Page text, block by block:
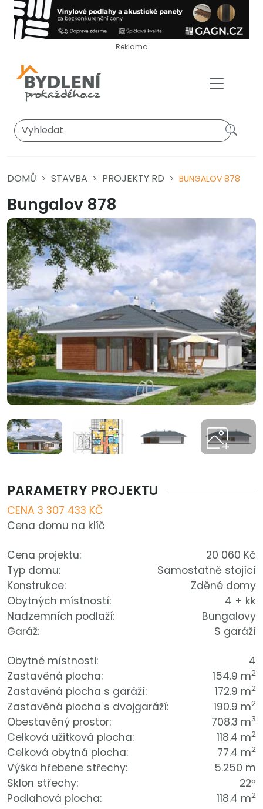
Reklama
DOMŮ STAVBA PROJEKTY RD BUNGALOV 878
Bungalov 878
PARAMETRY PROJEKTU
CENA 3 307 433 KČ
Cena domu na klíč
Cena projektu:
20 060 Kč
Typ domu:
Samostatně stojící
Konstrukce:
Zděné domy
Obytných místností:
4 + kk
Nadzemních podlaží:
Bungalovy
Garáž:
S garáží
Obytné místnosti:
4
Zastavěná plocha:
154.9 m2
Zastavěná plocha s garáží: 172.9 m2
Zastavěná plocha s dvojgaráží: 190.9 m2
Obestavěný prostor: 708.3 m3
Celková užitková plocha: 118.4 m2
Celková obytná plocha: 77.4 m2
Výška hřebene střechy:
5.250 m
Sklon střechy:
22º
Podlahová plocha:
118.4 m2